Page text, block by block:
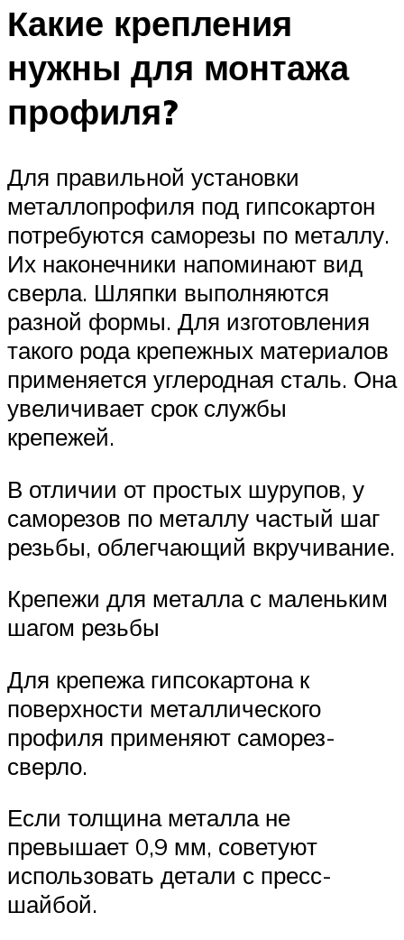
Какие крепления
нужны для монтажа
профиля?
Для правильной установки
металлопрофиля под гипсокартон
потребуются саморезы по металлу.
Их наконечники напоминают вид
сверла. Шляпки выполняются
разной формы. Для изготовления
такого рода крепежных материалов
применяется углеродная сталь. Она
увеличивает срок службы
крепежей.
В отличии от простых шурупов, у
саморезов по металлу частый шаг
резьбы, облегчающий вкручивание.
Крепежи для металла с маленьким
шагом резьбы
Для крепежа гипсокартона к
поверхности металлического
профиля применяют саморез-
сверло.
Если толщина металла не
превышает 0,9 мм, советуют
использовать детали с пресс-
шайбой.